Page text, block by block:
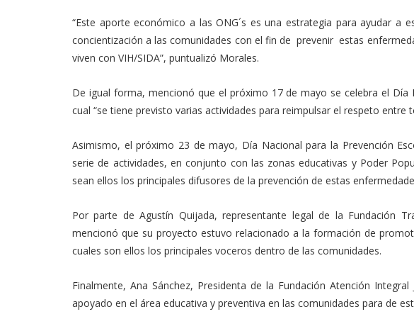
“Este aporte económico a las ONG´s es una estrategia para ayudar a
concientización a las comunidades con el fin de prevenir estas
viven con VIH/SIDA”, puntualizó Morales.
De igual forma, mencionó que el próximo 17 de mayo se celebra el
cual “se tiene previsto varias actividades para reimpulsar el respeto
Asimismo, el próximo 23 de mayo, Día Nacional para la Prevención
serie de actividades, en conjunto con las zonas educativas y Poder
sean ellos los principales difusores de la prevención de estas
Por parte de Agustín Quijada, representante legal de la Fundación
mencionó que su proyecto estuvo relacionado a la formación de
cuales son ellos los principales voceros dentro de las comunidades.
Finalmente, Ana Sánchez, Presidenta de la Fundación Atención
apoyado en el área educativa y preventiva en las comunidades para de